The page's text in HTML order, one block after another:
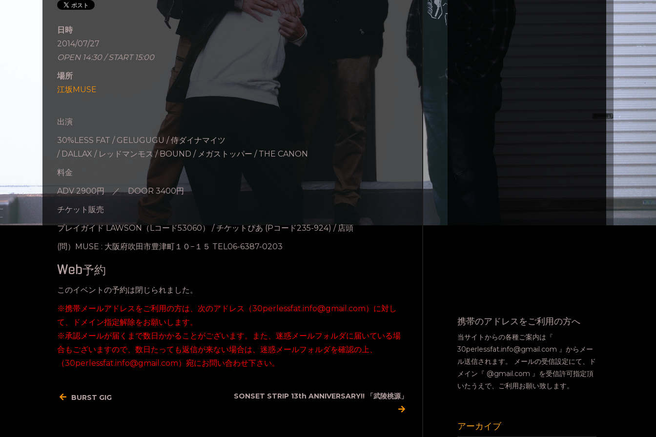
日時
2014/07/27
OPEN 14:30 / START 15:00
場所
江坂MUSE
出演
30%LESS FAT / GELUGUGU / 侍ダイナマイツ
/ DALLAX / レッドマンモス / BOUND / メガストッパー / THE CANON
料金
ADV 2900円 ／ DOOR 3400円
チケット販売
プレイガイド LAWSON（Lコード53060） / チケットぴあ (Pコード235-924) / 店頭
(問）MUSE : 大阪府吹田市豊津町１０−１５ TEL06-6387-0203
Web予約
このイベントの予約は閉じられました。
※携帯メールアドレスをご利用の方は、次のアドレス（30perlessfat.info@gmail.com）に対し
て、ドメイン指定解除をお願いします。
※承認メールが届くまで数日かかることがございます。また、迷惑メールフォルダに届いている場
合もございますので、数日たっても返信が来ない場合は、迷惑メールフォルダを確認の上、
（30perlessfat.info@gmail.com）宛にお問い合わせ下さい。
稿
BURST GIG SONSET STRIP 13th ANNIVERSARY!! 「武陵桃源」
携帯のアドレスをご利用の方へ
当サイトからの各種ご案内は『
30perlessfat.info@gmail.com 』からメー
ル送信されます。 メールの受信設定にて、ド
メイン『 @gmail.com 』を受信許可指定頂
いたうえで、ご利用お願い致します。
アーカイブ